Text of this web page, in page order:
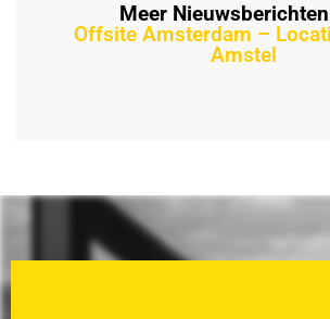
Meer
Offsite Amsterdam –
Amstel